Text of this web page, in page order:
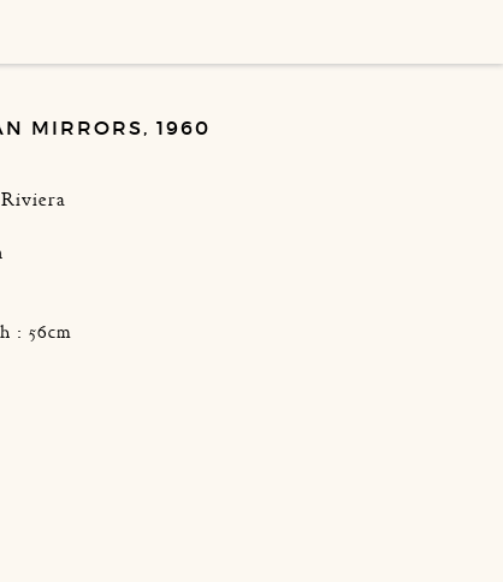
MIRRORS, 1960
: 56cm